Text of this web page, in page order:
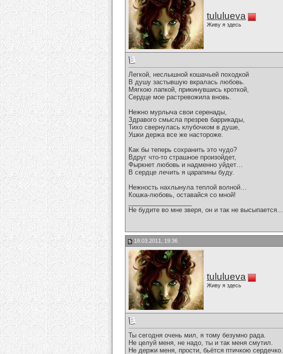
tululueva
Живу я здесь
Легкой, неслышной кошачьей походкой
В душу застывшую вкралась любовь.
Мягкою лапкой, прикинувшись кроткой,
Сердце мое растревожила вновь.
Нежно мурлыча свои серенады,
Здравого смысла презрев баррикады,
Тихо свернулась клубочком в душе,
Ушки держа все же настороже.
Как бы теперь сохранить это чудо?
Вдруг что-то страшное произойдет,
Фыркнет любовь и надменно уйдет…
В сердце лечить я царапины буду.
Нежность нахлынула теплой волной…
Кошка-любовь, оставайся со мной!
Не будите во мне зверя, он и так не высыпается...
18.03.2011, 19:36
tululueva
Живу я здесь
Ты сегодня очень мил, я тому безумно рада.
Не целуй меня, не надо, ты и так меня смутил.
Не держи меня, прости, бьётся птичкою сердечко.